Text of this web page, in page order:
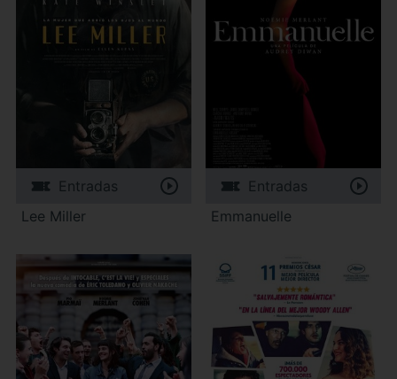
Entradas
Lee Miller
Entradas
Emmanuelle